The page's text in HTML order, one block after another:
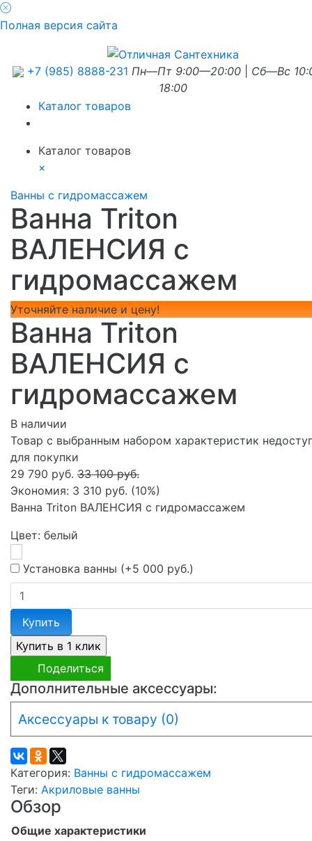
Полная версия сайта
+7 (985) 8888-231 Пн—Пт 9:00—20:00
Сб—Вс
18:00
Каталог товаров
Каталог товаров
×
Ванны с гидромассажем
Ванна Triton
ВАЛЕНСИЯ с
гидромассажем
Уточняйте наличие и цену!
Ванна Triton
ВАЛЕНСИЯ с
гидромассажем
В наличии
Товар с выбранным набором характеристик
для покупки
29 790 руб. 33 100 руб.
Экономия: 3 310 руб. (10%)
Ванна Triton ВАЛЕНСИЯ с гидромассажем
Цвет: белый
Установка ванны (+5 000 руб.)
Купить
Поделиться
Дополнительные аксессуары:
Аксессуары к товару (0)
Категория: Ванны с гидромассажем
Теги: Акриловые ванны
Обзор
Общие характеристики